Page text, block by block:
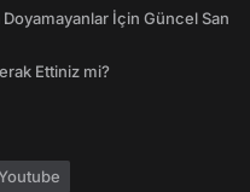
İçin Güncel San
Ettiniz mi?